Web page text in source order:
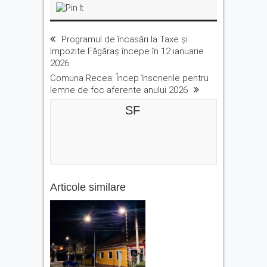
Programul de încasări la Taxe și
Impozite Făgăraș începe în 12 ianuarie
2026
Comuna Recea: Încep înscrierile pentru
lemne de foc aferente anului 2026
SF
Articole similare